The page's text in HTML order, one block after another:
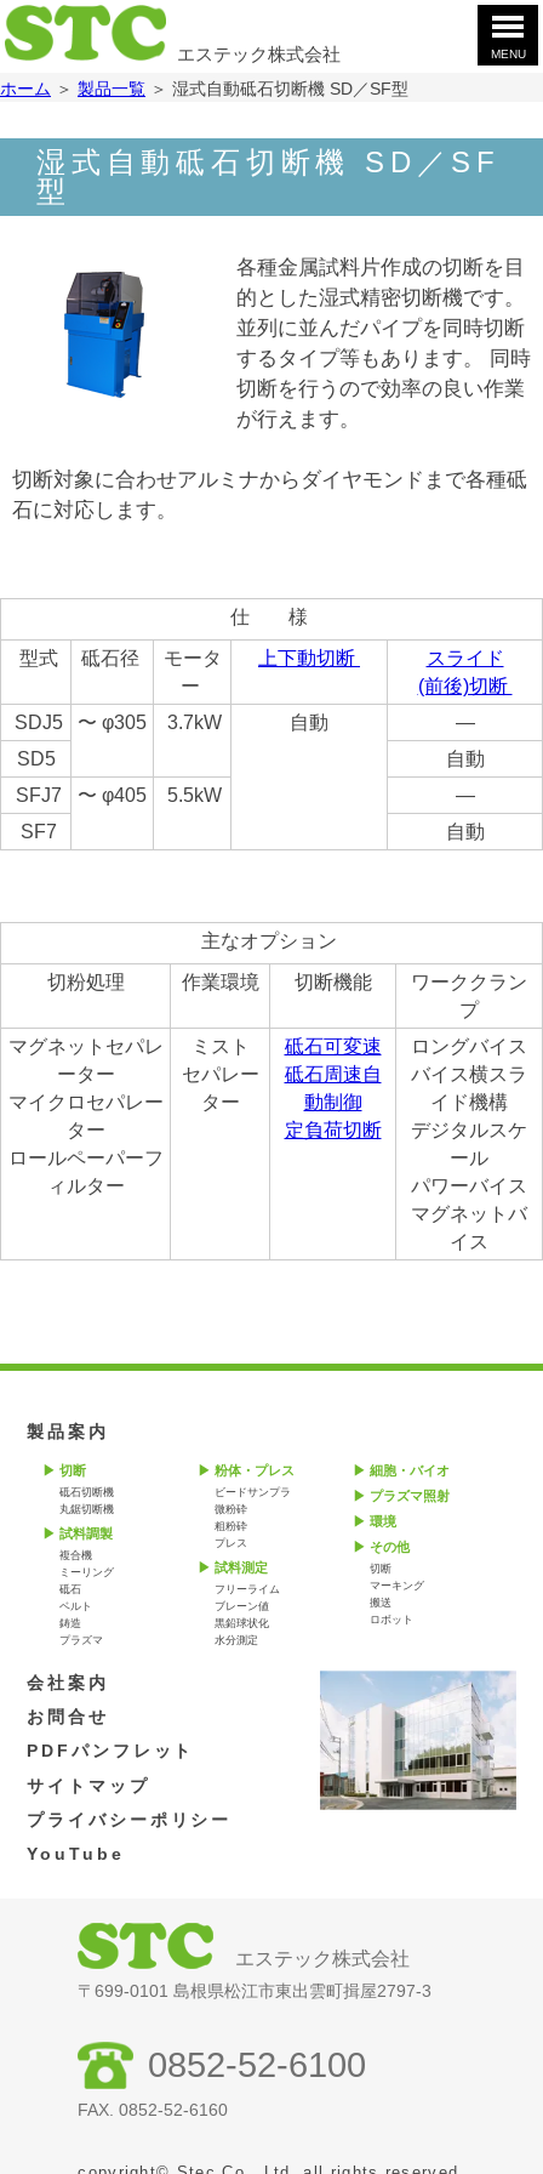
MENU
ホ
ム
製
品
案
会
YouTube
エステック株式会社
ホーム ＞ 製品一覧 ＞ 湿式自動砥石切断機 SD／SF型
湿式自動砥石切断機 SD／SF
型
各種金属試料片作成の切断を目
的とした湿式精密切断機です。
並列に並んだパイプを同時切断
するタイプ等もあります。 同時
切断を行うので効率の良い作業
が行えます。
切断対象に合わせアルミナからダイヤモンドまで各種砥
石に対応します。
仕 様
型式
砥石径
モータ
ー
上下動切断
スライド
(前後)切断
SDJ5
〜 φ305 3.7kW 自動
—
SD5
自動
SFJ7
〜 φ405 5.5kW
—
SF7
自動
主なオプション
切粉処理
作業環境 切断機能
ワーククラン
プ
マグネットセパレ
ーター
マイクロセパレー
ター
ロールペーパーフ
ィルター
ミスト
セパレー
ター
砥石可変速
砥石周速自
動制御
定負荷切断
ロングバイス
バイス横スラ
イド機構
デジタルスケ
ール
パワーバイス
マグネットバ
イス
製品案内
切断
砥石切断機
丸鋸切断機
試料調製
複合機
ミーリング
砥石
ベルト
鋳造
プラズマ
粉体・プレス
ビードサンプラ
微粉砕
粗粉砕
プレス
試料測定
フリーライム
ブレーン値
黒鉛球状化
水分測定
細胞・バイオ
プラズマ照射
環境
その他
切断
マーキング
搬送
ロボット
会社案内
お問合せ
PDFパンフレット
サイトマップ
プライバシーポリシー
YouTube
エステック株式会社
〒699-0101 島根県松江市東出雲町揖屋2797-3
0852-52-6100
FAX. 0852-52-6160